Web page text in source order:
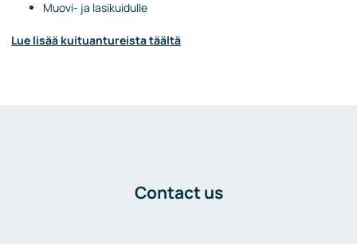
Muovi- ja lasikuidulle
Lue lisää kuituantureista täältä
Contact us